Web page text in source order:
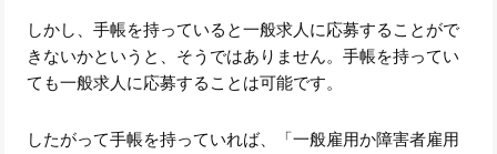
しかし、手帳を持っていると一般求人に応募することがで
きないかというと、そうではありません。手帳を持ってい
ても一般求人に応募することは可能です。
したがって手帳を持っていれば、「一般雇用か障害者雇用